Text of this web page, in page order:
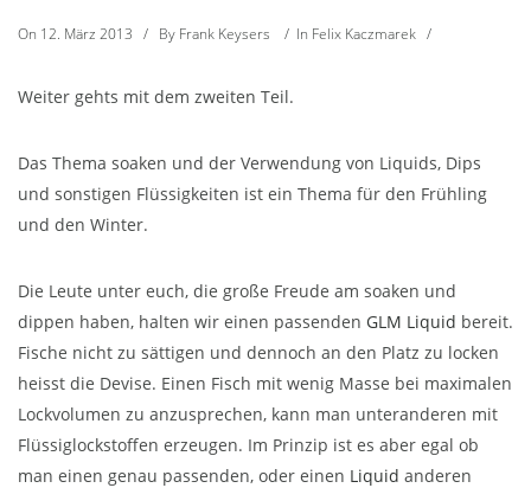
On 12. März 2013 / By Frank Keysers / In Felix Kaczmarek /
Weiter gehts mit dem zweiten Teil.
Das Thema soaken und der Verwendung von Liquids, Dips
und sonstigen Flüssigkeiten ist ein Thema für den Frühling
und den Winter.
Die Leute unter euch, die große Freude am soaken und
dippen haben, halten wir einen passenden GLM Liquid bereit.
Fische nicht zu sättigen und dennoch an den Platz zu locken
heisst die Devise. Einen Fisch mit wenig Masse bei maximalen
Lockvolumen zu anzusprechen, kann man unteranderen mit
Flüssiglockstoffen erzeugen. Im Prinzip ist es aber egal ob
man einen genau passenden, oder einen Liquid anderen